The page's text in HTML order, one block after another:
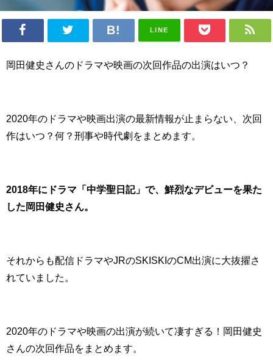
LINE
岡田健史さんのドラマや映画の次回作品の出演はいつ？
2020年のドラマや映画出演の最新情報が止まらない、次回
作はいつ？何？刑事や時代劇をまとめます。
2018年にドラマ「中学聖日記」で、鮮烈なデビューを果た
した岡田健史さん。
それからも配信ドラマやJRのSKISKIのCM出演に大抜擢さ
れていました。
2020年のドラマや映画の出演が続いて凄すぎる！岡田健史
さんの次回作品をまとめます。